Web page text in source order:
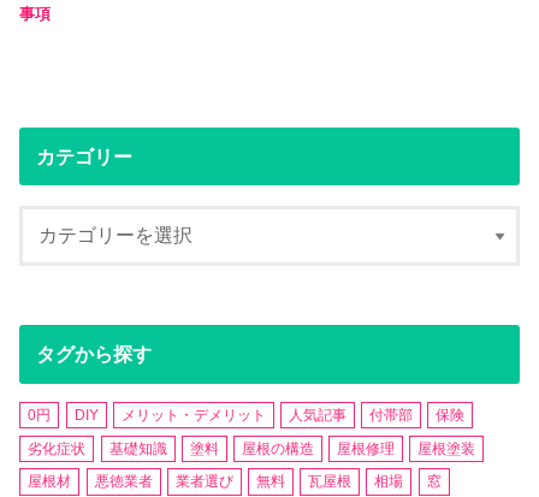
事項
カテゴリー
タグから探す
0円 DIY メリット・デメリット 人気記事 付帯部
保険
劣化症状
基礎知識 塗料 屋根の構造 屋根修理
屋根塗装
屋根材
悪徳業者 業者選び 無料 瓦屋根 相場
窓